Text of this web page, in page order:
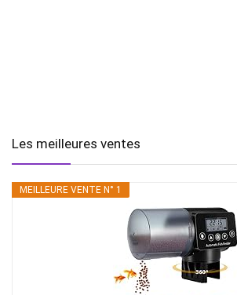
Les meilleures ventes
MEILLEURE VENTE N° 1